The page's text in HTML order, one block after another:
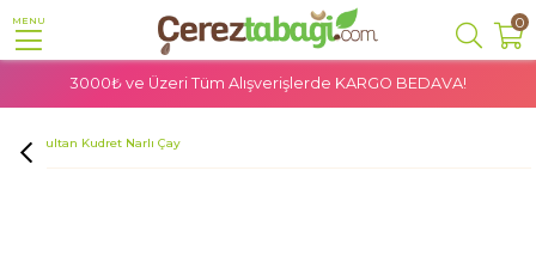
MENU 0
3000₺ ve Üzeri Tüm Alışverişlerde KARGO BEDAVA!
Bitkisel Ürünler
Sena Sultan Kudret Narlı Çay